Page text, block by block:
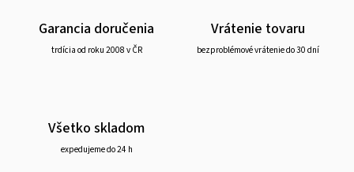
Garancia doručenia
trdícia od roku 2008 v ČR
Vrátenie tovaru
bezproblémové vrátenie do 30 dní
Všetko skladom
expedujeme do 24 h